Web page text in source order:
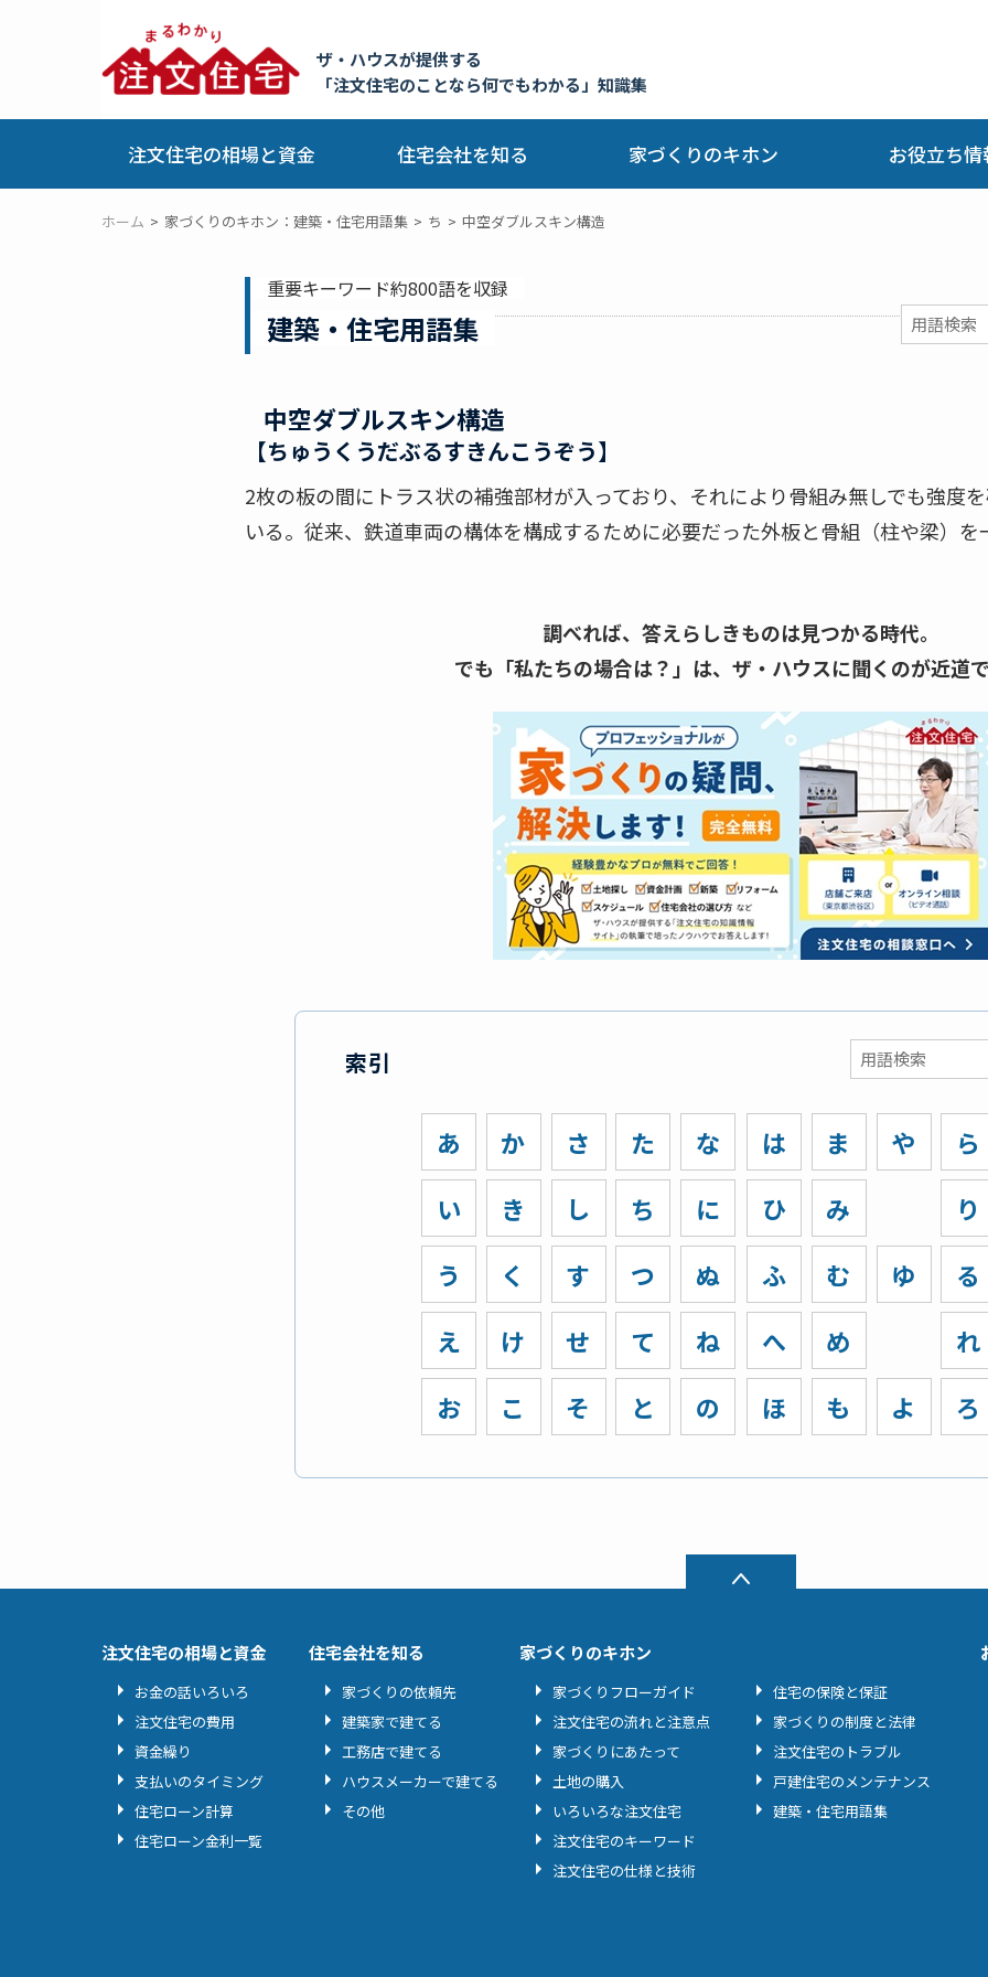
ザ・ハウスが提供する
「注文住宅のことなら何でもわかる」知識集
注文住宅の相場と資金 住宅会社を知る 家づくりのキホン お役立ち情
ホーム 家づくりのキホン：建築・住宅用語集 ち 中空ダブルスキン構造
重要キーワード約800語を収録
建築・住宅用語集
中空ダブルスキン構造
【ちゅうくうだぶるすきんこうぞう】
2枚の板の間にトラス状の補強部材が入っており、それにより骨組み無しでも強度
いる。従来、鉄道車両の構体を構成するために必要だった外板と骨組（柱や梁）
調べれば、答えらしきものは見つかる時代。
でも「私たちの場合は？」は、 ザ・ハウスに聞くのが近道
索引
あ
い
う
え
お
か
き
く
け
こ
さ
し
す
せ
そ
た
ち
つ
て
と
な
に
ぬ
ね
の
は
ひ
ふ
へ
ほ
ま
み
む
め
も
や
ゆ
よ
ら
り
る
れ
ろ
注文住宅の相場と資金
お金の話いろいろ
注文住宅の費用
資金繰り
支払いのタイミング
住宅ローン計算
住宅ローン金利一覧
住宅会社を知る
家づくりの依頼先
建築家で建てる
工務店で建てる
ハウスメーカーで建てる
その他
家づくりのキホン
家づくりフローガイド
注文住宅の流れと注意点
家づくりにあたって
土地の購入
いろいろな注文住宅
注文住宅のキーワード
注文住宅の仕様と技術
住宅の保険と保証
家づくりの制度と法律
注文住宅のトラブル
戸建住宅のメンテナンス
建築・住宅用語集